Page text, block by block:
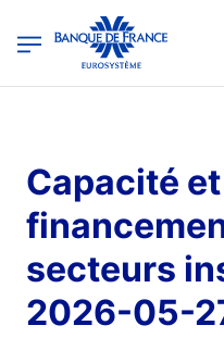
Banque de France - Menu
Capacité
secteurs
2026-05-